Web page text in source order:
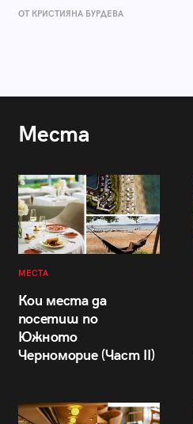
ОТ КРИСТИЯНА БУРДЕВА
Места
МЕСТА
Кои места да
посетиш по
Южното
Черноморие (Част II)